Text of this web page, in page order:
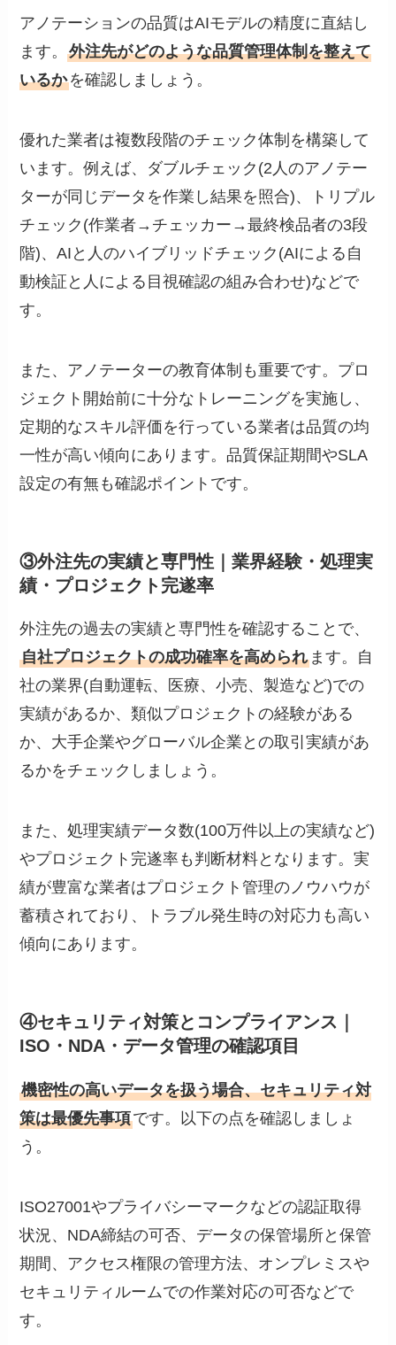
アノテーションの品質はAIモデルの精度に直結し
ます。外注先がどのような品質管理体制を整えて
いるかを確認しましょう。
優れた業者は複数段階のチェック体制を構築して
います。例えば、ダブルチェック(2人のアノテー
ターが同じデータを作業し結果を照合)、トリプル
チェック(作業者→チェッカー→最終検品者の3段
階)、AIと人のハイブリッドチェック(AIによる自
動検証と人による目視確認の組み合わせ)などで
す。
また、アノテーターの教育体制も重要です。プロ
ジェクト開始前に十分なトレーニングを実施し、
定期的なスキル評価を行っている業者は品質の均
一性が高い傾向にあります。品質保証期間やSLA
設定の有無も確認ポイントです。
③外注先の実績と専門性｜業界経験・処理実
績・プロジェクト完遂率
外注先の過去の実績と専門性を確認することで、
自社プロジェクトの成功確率を高められ ます。自
社の業界(自動運転、医療、小売、製造など)での
実績があるか、類似プロジェクトの経験がある
か、大手企業やグローバル企業との取引実績があ
るかをチェックしましょう。
また、処理実績データ数(100万件以上の実績など)
やプロジェクト完遂率も判断材料となります。実
績が豊富な業者はプロジェクト管理のノウハウが
蓄積されており、トラブル発生時の対応力も高い
傾向にあります。
④セキュリティ対策とコンプライアンス｜
ISO・NDA・データ管理の確認項目
機密性の高いデータを扱う場合、セキュリティ対
策は最優先事項です。以下の点を確認しましょ
う。
ISO27001やプライバシーマークなどの認証取得
状況、NDA締結の可否、データの保管場所と保管
期間、アクセス権限の管理方法、オンプレミスや
セキュリティルームでの作業対応の可否などで
す。